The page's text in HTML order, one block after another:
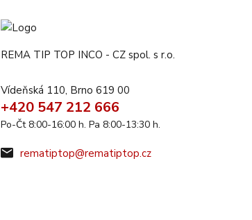
REMA TIP TOP INCO - CZ spol. s r.o.
Vídeňská 110, Brno 619 00
+420 547 212 666
Po-Čt 8:00-16:00 h. Pa 8:00-13:30 h.
rematiptop@rematiptop.cz